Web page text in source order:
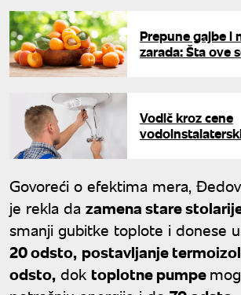
Prepune gajbe i
zarada: Šta ove
Vodič kroz cene
Govoreći o efektima mera,
je rekla da zamena stare
smanji gubitke toplote i donese
20 odsto, postavljanje
odsto, dok toplotne pumpe